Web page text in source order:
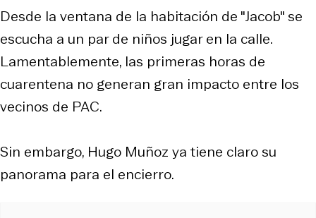
Desde la ventana de la habitación de "Jacob" se
escucha a un par de niños jugar en la calle.
Lamentablemente, las primeras horas de
cuarentena no generan gran impacto entre los
vecinos de PAC.
Sin embargo, Hugo Muñoz ya tiene claro su
panorama para el encierro.